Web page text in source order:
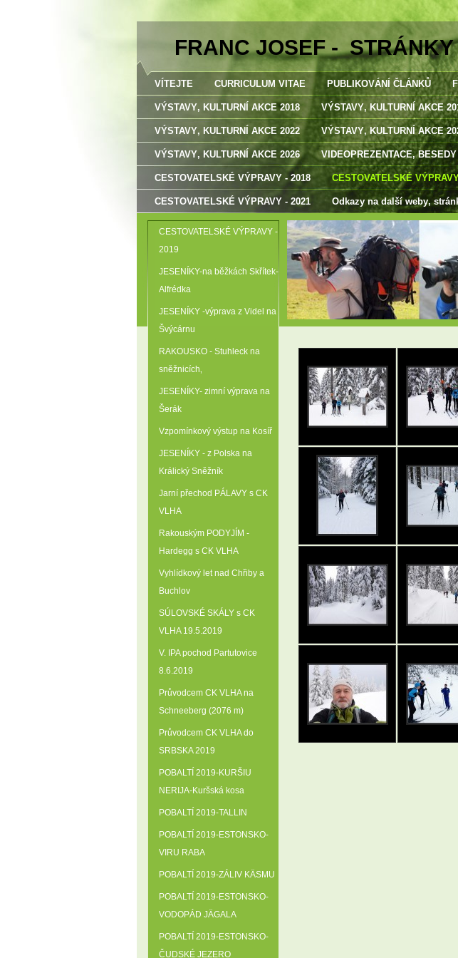
FRANC JOSEF -
VÍTEJTE CURRICULUM VITAE PUBLIKOVÁNÍ ČLÁNKŮ
VÝSTAVY‚ KULTURNÍ AKCE 2018 VÝSTAVY‚ KULTURNÍ AKCE
VÝSTAVY‚ KULTURNÍ AKCE 2022 VÝSTAVY‚ KULTURNÍ AKCE
VÝSTAVY‚ KULTURNÍ AKCE 2026 VIDEOPREZENTACE‚ BESEDY
CESTOVATELSKÉ VÝPRAVY - 2018 CESTOVATELSKÉ
CESTOVATELSKÉ VÝPRAVY - 2021 Odkazy na další weby‚
CESTOVATELSKÉ VÝPRAVY -
2019
JESENÍKY-na běžkách Skřítek-
Alfrédka
JESENÍKY -výprava z Videl na
Švýcárnu
RAKOUSKO - Stuhleck na
sněžnicích‚
JESENÍKY- zimní výprava na
Šerák
Vzpomínkový výstup na Kosíř
JESENÍKY - z Polska na
Králický Sněžník
Jarní přechod PÁLAVY s CK
VLHA
Rakouským PODYJÍM -
Hardegg s CK VLHA
Vyhlídkový let nad Chřiby a
Buchlov
SÚLOVSKÉ SKÁLY s CK
VLHA 19.5.2019
V. IPA pochod Partutovice
8.6.2019
Průvodcem CK VLHA na
Schneeberg (2076 m)
Průvodcem CK VLHA do
SRBSKA 2019
POBALTÍ 2019-KURŠIU
NERIJA-Kuršská kosa
POBALTÍ 2019-TALLIN
POBALTÍ 2019-ESTONSKO-
VIRU RABA
POBALTÍ 2019-ZÁLIV KÄSMU
POBALTÍ 2019-ESTONSKO-
VODOPÁD JÄGALA
POBALTÍ 2019-ESTONSKO-
ČUDSKÉ JEZERO